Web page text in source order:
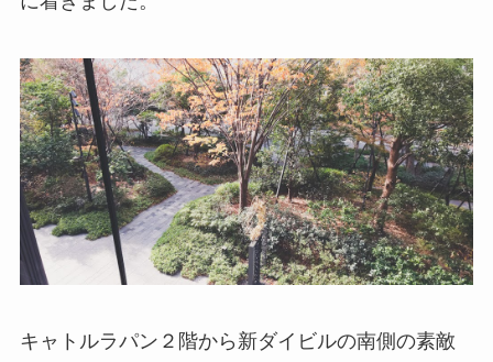
キャトルラパン２階から新ダイビルの南側の素敵